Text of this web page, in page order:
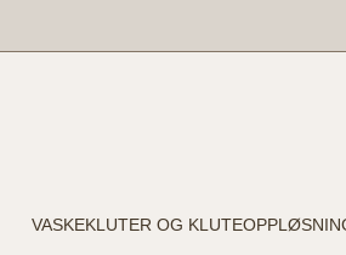
VASKEKLUTER OG